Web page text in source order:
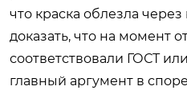
что краска облезла
доказать, что на момент
соответствовали ГОСТ
главный аргумент в